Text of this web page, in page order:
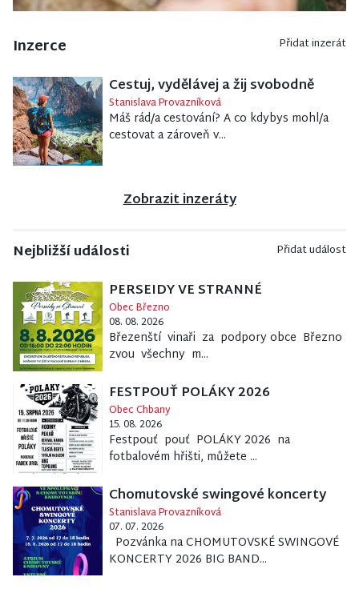
Inzerce Přidat inzerát
Cestuj, vydělávej a žij svobodně
Stanislava Provazníková
Máš rád/a cestování? A co kdybys mohl/a
cestovat a zároveň v...
Zobrazit inzeráty
Nejbližší události Přidat událost
PERSEIDY VE STRANNÉ
Obec Březno
08. 08. 2026
Březenští vinaři za podpory obce Březno
zvou všechny m...
FESTPOUŤ POLÁKY 2026
Obec Chbany
15. 08. 2026
Festpouť pouť POLÁKY 2026 na
fotbalovém hřišti, můžete ...
Chomutovské swingové koncerty
Stanislava Provazníková
07. 07. 2026
Pozvánka na CHOMUTOVSKÉ SWINGOVÉ
KONCERTY 2026 BIG BAND...